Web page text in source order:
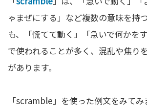
ゃまぜにする」など複数の意味を持
も、「慌てて動く」「急いで何かを
で使われることが多く、混乱や焦り
があります。
「scramble」を使った例文をみてみ